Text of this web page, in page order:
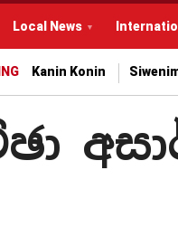
Local News
Kanin Konin